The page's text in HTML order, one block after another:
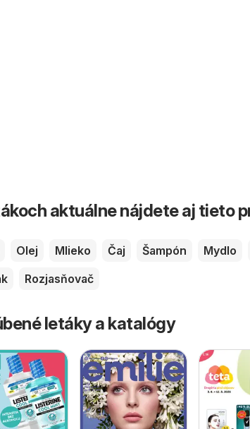
aktuálne nájdete aj tieto
Olej Mlieko Čaj Šampón Mydlo
Rozjasňovač
letáky a katalógy